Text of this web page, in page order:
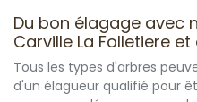
Du bon élagage avec
Carville La Folletiere
Tous les types d'arbres
d'un élagueur qualifié pour